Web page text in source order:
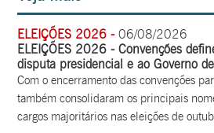
ELEIÇÕES 2026 -06/08/2026
ELEIÇÕES 2026 - Convenções
disputa presidencial e ao Governo
Com o encerramento das convenções
também consolidaram os principais
cargos majoritários nas eleições de